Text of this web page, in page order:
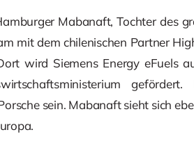
Mabanaft, Tochter des
mit dem chilenischen Partner
wird Siemens Energy eFuels
sein. Mabanaft sieht sich